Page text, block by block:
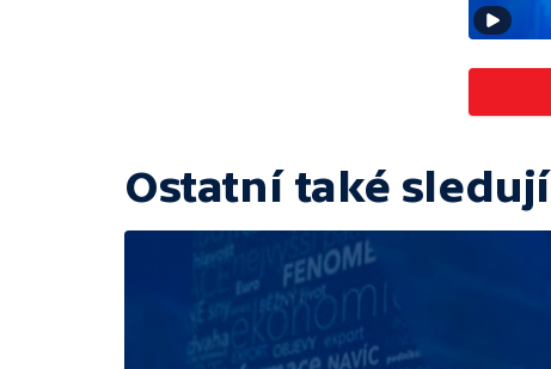
Ostatní také sledují